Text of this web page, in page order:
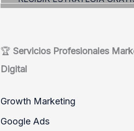
🏆 Servicios Profesionales
Digital
Growth Marketing
Google Ads
í